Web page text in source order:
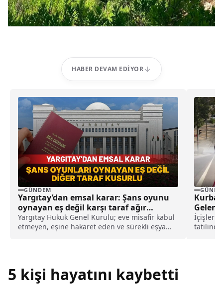
HABER DEVAM EDIYOR
GÜNDEM
Yargıtay’dan emsal karar: Şans oyunu
oynayan eş değil karşı taraf ağır
kusurlu sayıldı
Yargıtay Hukuk Genel Kurulu; eve misafir kabul
etmeyen, eşine hakaret eden ve sürekli eşya
Gelen
İçişleri
tatilinde
5 kişi hayatını kaybetti